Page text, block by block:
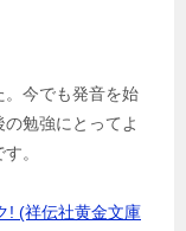
。今でも発音を始
勉強にとってよ
。
! (祥伝社黄金文庫